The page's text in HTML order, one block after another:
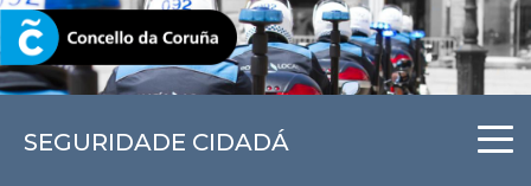
SEGURIDADE CIDADÁ
CORUNA.GAL